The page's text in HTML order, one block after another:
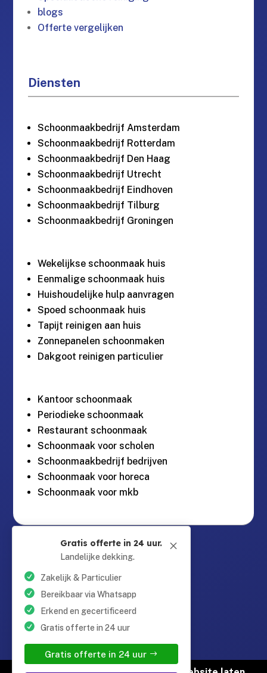
blogs
Offerte vergelijken
Diensten
Schoonmaakbedrijf Amsterdam
Schoonmaakbedrijf Rotterdam
Schoonmaakbedrijf Den Haag
Schoonmaakbedrijf Utrecht
Schoonmaakbedrijf Eindhoven
Schoonmaakbedrijf Tilburg
Schoonmaakbedrijf Groningen
Wekelijkse schoonmaak huis
Eenmalige schoonmaak huis
Huishoudelijke hulp aanvragen
Spoed schoonmaak huis
Tapijt reinigen aan huis
Zonnepanelen schoonmaken
Dakgoot reinigen particulier
Kantoor schoonmaak
Periodieke schoonmaak
Restaurant schoonmaak
Schoonmaak voor scholen
Schoonmaakbedrijf bedrijven
Schoonmaak voor horeca
Schoonmaak voor mkb
Guntersteinweg 377,
2531KA Den Haag

 085 90 24 24 6
M
Gratis offerte in 24 uur.
Landelijke dekking.
Zakelijk & Particulier
Bereikbaar via Whatsapp
Erkend en gecertificeerd
Gratis offerte in 24 uur
Gratis offerte in 24 uur